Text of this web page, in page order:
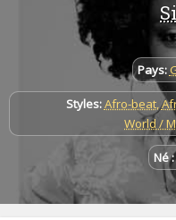
Pays:
Styles:Afro-beat,
World /
Né :